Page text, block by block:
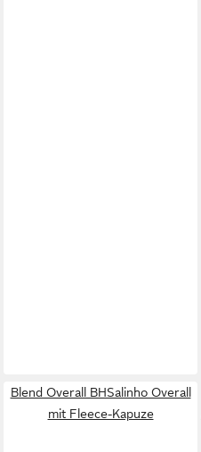
Blend Overall BHSalinho Overall
mit Fleece-Kapuze